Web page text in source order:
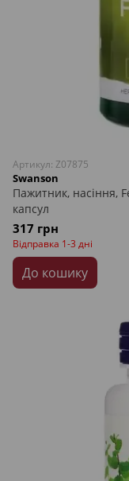
Артикул: Z07875
Swanson
Пажитник, насіння,
капсул
317 грн
Відправка 1-3 дні
До кошику